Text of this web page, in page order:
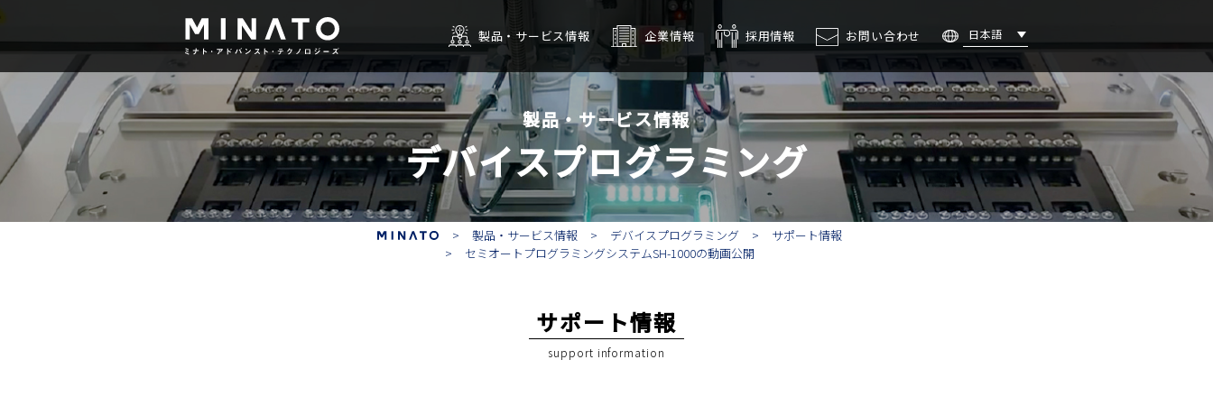
製品・サービス情報
デバイスプログラマ ROM書込みサービス タッチパネル・デジタルサイネージ インテリジェント・ステレオカメラ
企業情報
会社概要 拠点 沿革 CSR
採用情報 お問い合わせ 日本語
製品・サービス情報
デバイスプログラミング
製品・サービス情報 デバイスプログラミング
サポート情報
セミオートプログラミングシステムSH-1000の動画公開
サポート情報
support information